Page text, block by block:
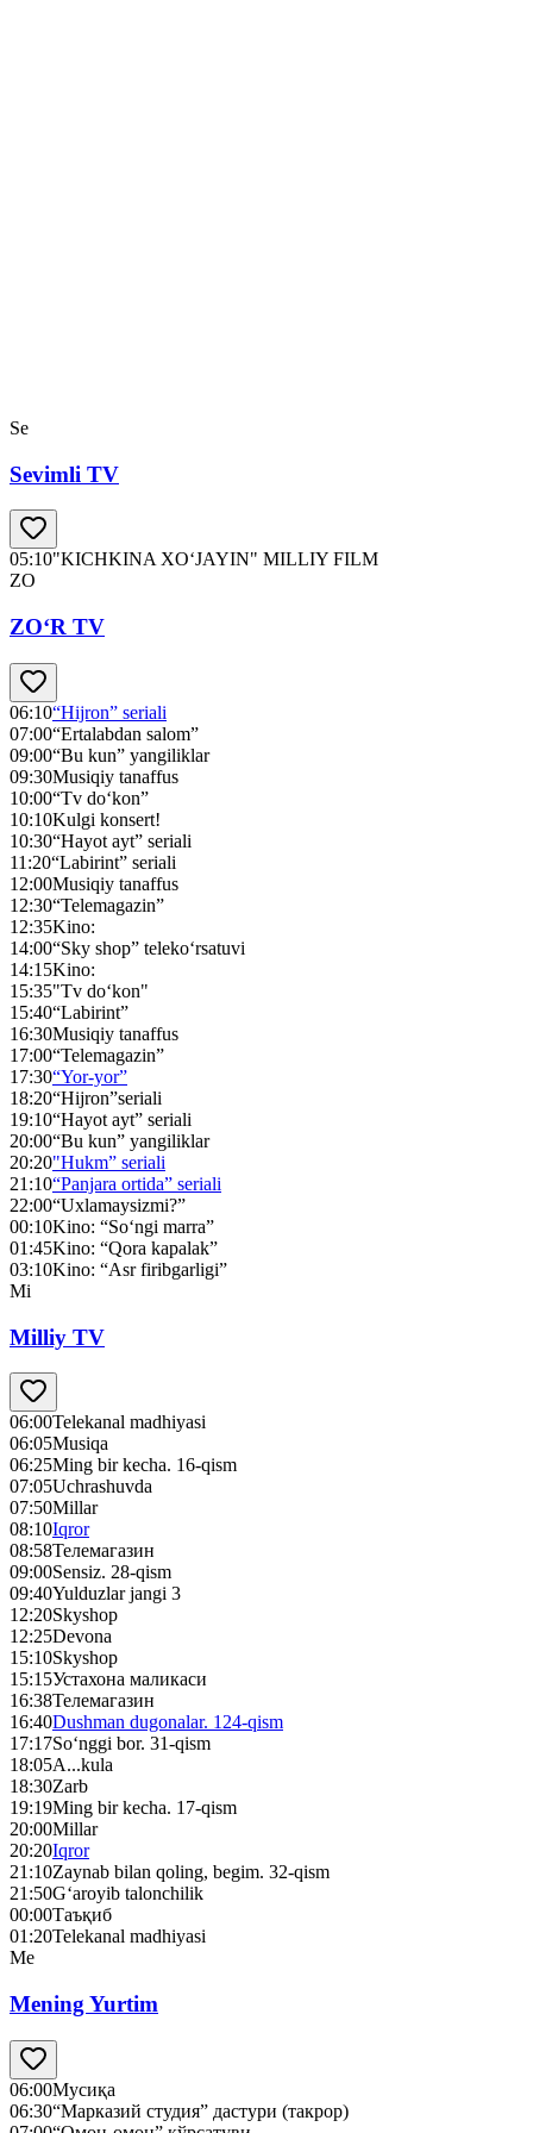
Se
Sevimli TV
05:10"KICHKINA XO‘JAYIN" MILLIY FILM
ZO
ZO‘R TV
06:10“Hijron” seriali
07:00“Ertalabdan salom”
09:00“Bu kun” yangiliklar
09:30Musiqiy tanaffus
10:00“Tv do‘kon”
10:10Kulgi konsert!
10:30“Hayot ayt” seriali
11:20“Labirint” seriali
12:00Musiqiy tanaffus
12:30“Telemagazin”
12:35Kino:
14:00“Sky shop” teleko‘rsatuvi
14:15Kino:
15:35"Tv do‘kon"
15:40“Labirint”
16:30Musiqiy tanaffus
17:00“Telemagazin”
17:30“Yor-yor”
18:20“Hijron”seriali
19:10“Hayot ayt” seriali
20:00“Bu kun” yangiliklar
20:20"Hukm” seriali
21:10“Panjara ortida” seriali
22:00“Uxlamaysizmi?”
00:10Kino: “So‘ngi marra”
01:45Kino: “Qora kapalak”
03:10Kino: “Asr firibgarligi”
Mi
Milliy TV
06:00Telekanal madhiyasi
06:05Musiqa
06:25Ming bir kecha. 16-qism
07:05Uchrashuvda
07:50Millar
08:10Iqror
08:58Телемагазин
09:00Sensiz. 28-qism
09:40Yulduzlar jangi 3
12:20Skyshop
12:25Devona
15:10Skyshop
15:15Устахона маликаси
16:38Телемагазин
16:40Dushman dugonalar. 124-qism
17:17So‘nggi bor. 31-qism
18:05A...kula
18:30Zarb
19:19Ming bir kecha. 17-qism
20:00Millar
20:20Iqror
21:10Zaynab bilan qoling, begim. 32-qism
21:50G‘aroyib talonchilik
00:00Таъқиб
01:20Telekanal madhiyasi
Me
Mening Yurtim
06:00Мусиқа
06:30“Марказий студия” дастури (такрор)